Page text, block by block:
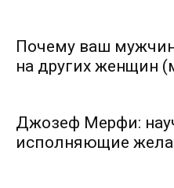
Почему ваш
на других женщин
Джозеф Мерфи:
исполняющие